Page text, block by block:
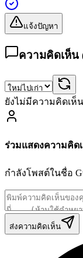
แจ้งปัญหา
ความคิดเห็น
ยังไม่มีความคิดเห็
ร่วมแสดงความคิด
กำลังโพสต์ในชื่อ
ส่งความคิดเห็น